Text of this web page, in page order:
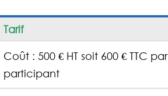
Tarif
Coût : 500 € HT soit 600 € TTC par
participant